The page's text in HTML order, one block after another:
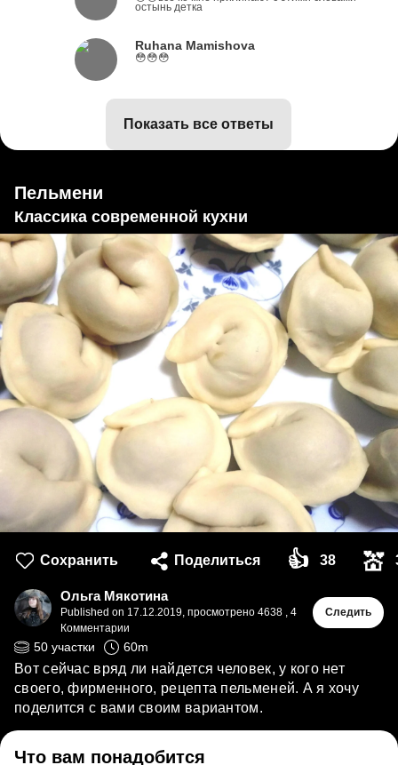
остынь детка
Ruhana Mamishova
😳😳😳
показать все ответы
Пельмени
Классика современной кухни
Сохранить Поделиться 👍 38 💒
Ольга Мякотина
Published on 17.12.2019, просмотрено 4638 , 4
Комментарии
Следить
50 участки 60m
Вот сейчас вряд ли найдется человек, у кого нет
своего, фирменного, рецепта пельменей. А я хочу
поделится с вами своим вариантом.
Что вам понадобится